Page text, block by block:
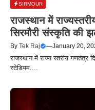
SIRMOUR
राजस्थान में
सिरमौरी संस्कृति की
By Tek Raj —January 20,
राजस्थान में राज्य स्तरीय गणतंत्र
स्टेडियम....